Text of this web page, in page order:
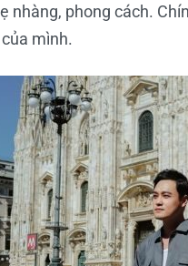
nhàng, phong cách.
mình.